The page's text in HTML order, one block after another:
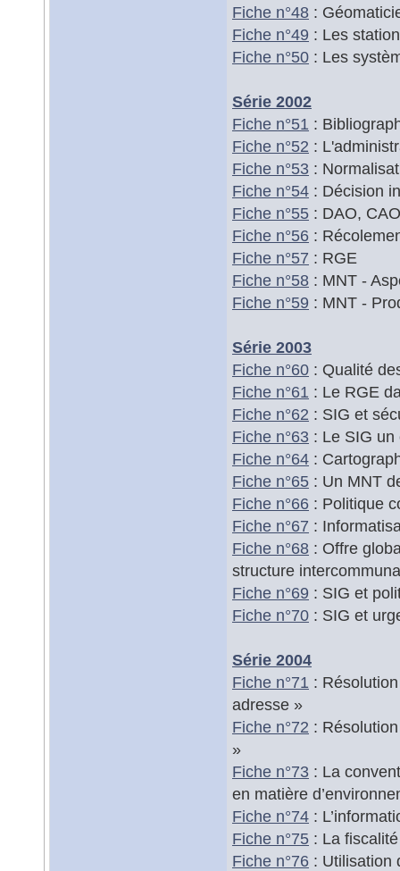
Fiche n°48 :
Fiche n°49 : Les
Fiche n°50 : Les
Série 2002
Fiche n°51 :
Fiche n°52 :
Fiche n°53 :
Fiche n°54 : Décision
Fiche n°55 : DAO,
Fiche n°56 :
Fiche n°57 : RGE
Fiche n°58 : MNT -
Fiche n°59 : MNT -
Série 2003
Fiche n°60 : Qualité
Fiche n°61 : Le RGE
Fiche n°62 : SIG et
Fiche n°63 : Le SIG
Fiche n°64 :
Fiche n°65 : Un MNT
Fiche n°66 : Politique
Fiche n°67 :
Fiche n°68 : Offre
structure
Fiche n°69 : SIG et
Fiche n°70 : SIG et
Série 2004
Fiche n°71 :
adresse »
Fiche n°72 :
»
Fiche n°73 : La
en matière
Fiche n°74 :
Fiche n°75 : La
Fiche n°76 : Utilisation